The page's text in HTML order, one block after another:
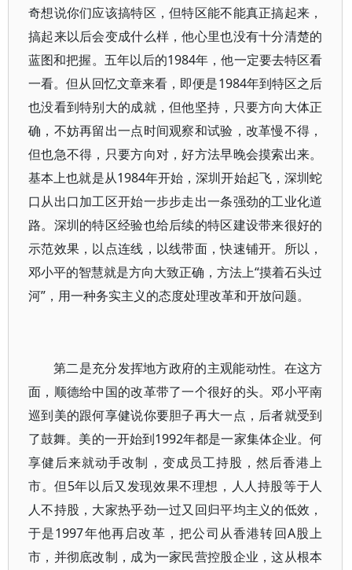
奇想说你们应该搞特区，但特区能不能真正搞起来，
搞起来以后会变成什么样，他心里也没有十分清楚的
蓝图和把握。五年以后的1984年，他一定要去特区看
一看。但从回忆文章来看，即便是1984年到特区之后
也没看到特别大的成就，但他坚持，只要方向大体正
确，不妨再留出一点时间观察和试验，改革慢不得，
但也急不得，只要方向对，好方法早晚会摸索出来。
基本上也就是从1984年开始，深圳开始起飞，深圳蛇
口从出口加工区开始一步步走出一条强劲的工业化道
路。深圳的特区经验也给后续的特区建设带来很好的
示范效果，以点连线，以线带面，快速铺开。所以，
邓小平的智慧就是方向大致正确，方法上“摸着石头过
河”，用一种务实主义的态度处理改革和开放问题。
第二是充分发挥地方政府的主观能动性。在这方
面，顺德给中国的改革带了一个很好的头。邓小平南
巡到美的跟何享健说你要胆子再大一点，后者就受到
了鼓舞。美的一开始到1992年都是一家集体企业。何
享健后来就动手改制，变成员工持股，然后香港上
市。但5年以后又发现效果不理想，人人持股等于人
人不持股，大家热乎劲一过又回归平均主义的低效，
于是1997年他再启改革，把公司从香港转回A股上
市，并彻底改制，成为一家民营控股企业，这从根本